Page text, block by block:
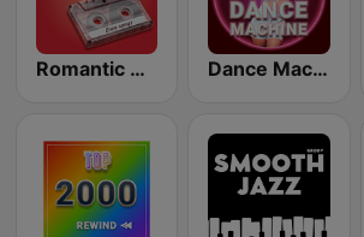
Romantic Vibes Dance Machine